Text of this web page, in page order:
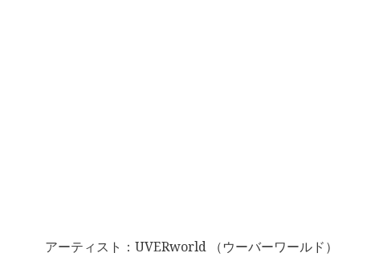
アーティスト：UVERworld （ウーバーワールド）